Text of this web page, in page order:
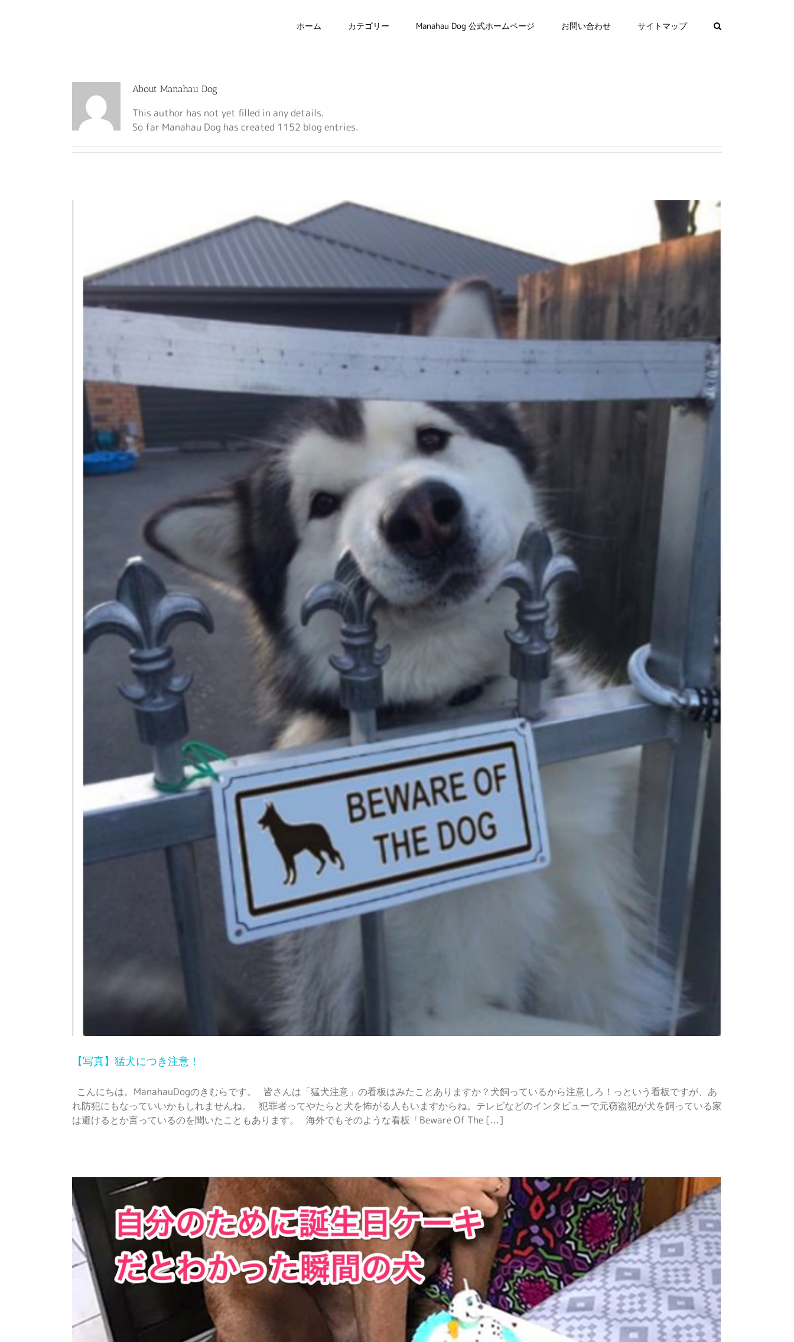
ホーム カテゴリー Manahau Dog 公式ホームページ お問い合わせ サイトマップ
About Manahau Dog
This author has not yet filled in any details.
So far Manahau Dog has created 1152 blog entries.
【写真】猛犬につき注意！
こんにちは。ManahauDogのきむらです。 皆さんは「猛犬注意」の看板はみたことありますか？犬飼っているから注意しろ！っという看板ですが、あ
れ防犯にもなっていいかもしれませんね。 犯罪者ってやたらと犬を怖がる人もいますからね。テレビなどのインタビューで元窃盗犯が犬を飼っている家
は避けるとか言っているのを聞いたこともあります。 海外でもそのような看板「Beware Of The [...]